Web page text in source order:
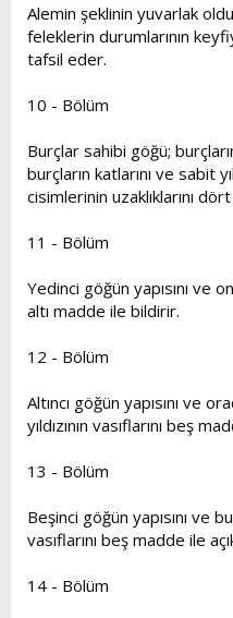
Alemin şeklinin yuvarlak
feleklerin durumlarının
tafsil eder.
10 - Bölüm
Burçlar sahibi göğü;
burçların katlarını ve sabit
cisimlerinin uzaklıklarını
11 - Bölüm
Yedinci göğün yapısını ve
altı madde ile bildirir.
12 - Bölüm
Altıncı göğün yapısını ve
yıldızının vasıflarını beş
13 - Bölüm
Beşinci göğün yapısını ve
vasıflarını beş madde ile
14 - Bölüm